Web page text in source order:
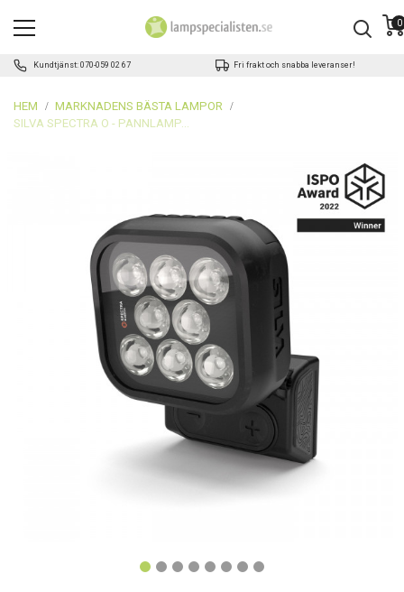
Kundtjänst: 070-059 02 67 Fri frakt och snabba leveranser!
0
HEM
MARKNADENS BÄSTA LAMPOR